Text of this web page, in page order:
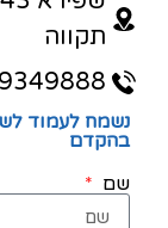
תקווה
נשמח לעמוד
בהקדם
שם